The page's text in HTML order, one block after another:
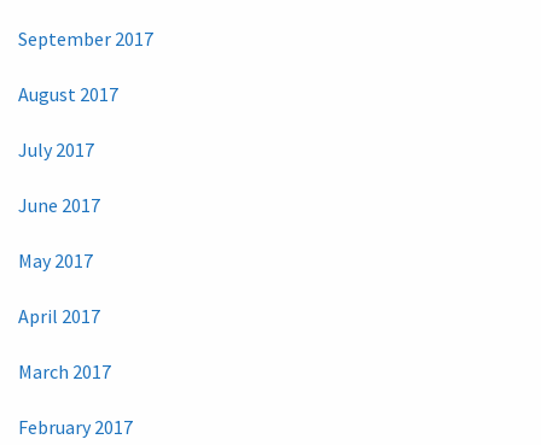
September 2017
August 2017
July 2017
June 2017
May 2017
April 2017
March 2017
February 2017